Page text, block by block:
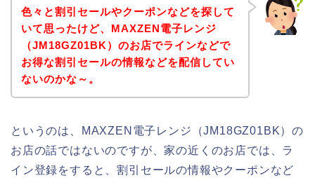
色々と割引セールやクーポンなどを探して
いて思ったけど、MAXZEN電子レンジ
（JM18GZ01BK）のお店でラインなどで
お得な割引セールの情報などを配信してい
ないのかな～。
というのは、MAXZEN電子レンジ（JM18GZ01BK）の
お店の話ではないのですが、家の近くのお店では、ラ
イン登録をすると、割引セールの情報やクーポンなど